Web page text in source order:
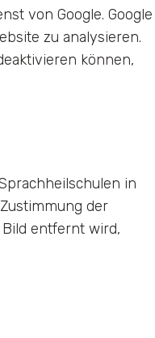
von Google. Google
zu analysieren.
können,
in
der
entfernt wird,